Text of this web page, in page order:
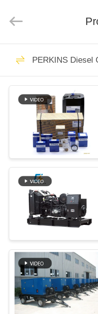
HUIS
PRODUCTEN
ONGEVEER
CONTACTEER
ONS
VERZOEK
OM EEN
CITAAT
Ltd..
Genset-
Diesel
Generator
PERKINS Diesel